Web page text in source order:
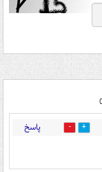
4 پاسخ